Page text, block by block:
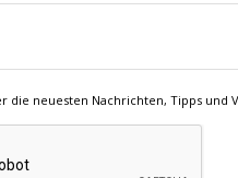
die neuesten Nachrichten, Tipps und